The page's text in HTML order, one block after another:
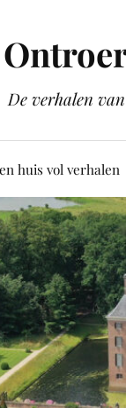
De verhalen
huis vol verhalen